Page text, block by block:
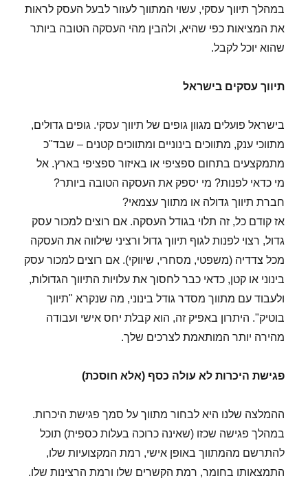
במהלך תיווך עסקי, עשוי המתווך לעזור לבעל העסק לראות
את המציאות כפי שהיא, ולהבין מהי העסקה הטובה ביותר
שהוא יוכל לקבל.
תיווך עסקים בישראל
בישראל פועלים מגוון גופים של תיווך עסקי. גופים גדולים,
מתווכי ענק, מתווכים בינוניים ומתווכים קטנים – שבד"כ
מתמקצעים בתחום ספציפי או באיזור ספציפי בארץ. אל
מי כדאי לפנות? מי יספק את העסקה הטובה ביותר?
חברת תיווך גדולה או מתווך עצמאי?
אז קודם כל, זה תלוי בגודל העסקה. אם רוצים למכור עסק
גדול, רצוי לפנות לגוף תיווך גדול ורציני שילווה את העסקה
מכל צדדיה (משפטי, מסחרי, שיווקי). אם רוצים למכור עסק
בינוני או קטן, כדאי כבר לחסוך את עלויות התיווך הגדולות,
ולעבוד עם מתווך מסדר גודל בינוני, מה שנקרא "תיווך
בוטיק". היתרון באפיק זה, הוא קבלת יחס אישי ועבודה
מהירה יותר המותאמת לצרכים שלך.
פגישת היכרות לא עולה כסף (אלא חוסכת)
ההמלצה שלנו היא לבחור מתווך על סמך פגישת היכרות.
במהלך פגישה שכזו (שאינה כרוכה בעלות כספית) תוכל
להתרשם מהמתווך באופן אישי, רמת המקצועיות שלו,
התמצאותו בחומר, רמת הקשרים שלו ורמת הרצינות שלו.